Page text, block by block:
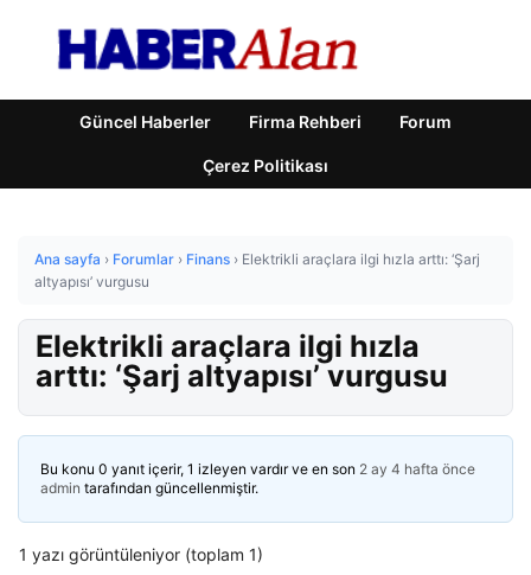
Güncel Haberler Firma Rehberi Forum
Çerez Politikası
Ana sayfa › Forumlar › Finans › Elektrikli araçlara ilgi hızla arttı: ‘Şarj
altyapısı’ vurgusu
Elektrikli araçlara ilgi hızla
arttı: ‘Şarj altyapısı’ vurgusu
Bu konu 0 yanıt içerir, 1 izleyen vardır ve en son 2 ay 4 hafta önce
admin tarafından güncellenmiştir.
1 yazı görüntüleniyor (toplam 1)